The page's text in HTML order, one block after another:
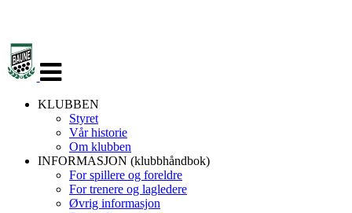
navigasjon
KLUBBEN
Styret
Vår historie
Om klubben
INFORMASJON (klubbhåndbok)
For spillere og foreldre
For trenere og lagledere
Øvrig informasjon